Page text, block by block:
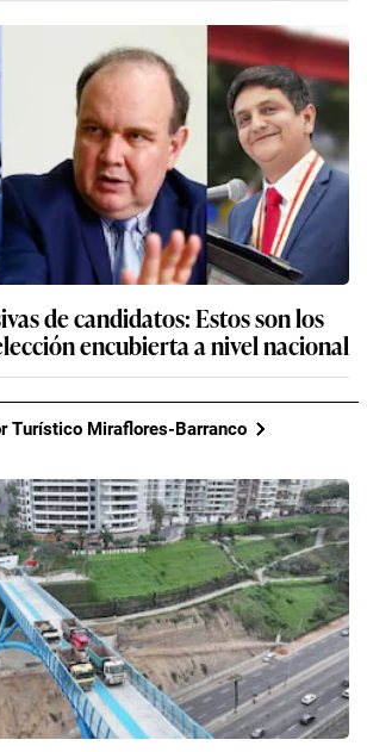
de candidatos: Estos son los
encubierta a nivel nacional
Turístico Miraflores-Barranco